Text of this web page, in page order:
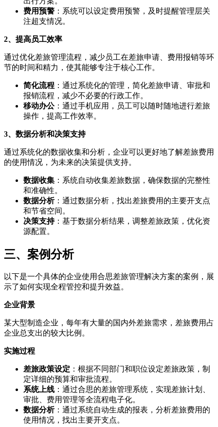
费用预警 ：系统可以设定费用预警，及时提醒管理层关
注超支情况。
2、提高员工效率
通过优化差旅管理流程，减少员工在差旅申请、费用报销等环
节的时间和精力，使其能够专注于核心工作。
简化流程 ：通过系统化的管理，简化差旅申请、审批和
报销流程，减少不必要的行政工作。
移动办公：通过手机应用，员工可以随时随地进行差旅
操作，提高工作效率。
3、数据分析和决策支持
通过系统化的数据收集和分析，企业可以更好地了解差旅费用
的使用情况，为未来的决策提供支持。
数据收集 ：系统自动收集差旅数据，确保数据的完整性
和准确性。
数据分析：通过数据分析，找出差旅费用的主要开支点
和节省空间。
决策支持：基于数据分析结果，调整差旅政策，优化资
源配置。
三、案例分析
以下是一个具体的企业使用合思差旅管理解决方案的案例，展
示了如何实现全程管控和提升效益。
企业背景
某大型制造企业，每年有大量的国内外差旅需求，差旅费用占
企业总支出的较大比例。
实施过程
差旅政策设定 ：根据不同部门和职位设定差旅政策，制
定详细的预算和审批流程。
系统上线 ：通过合思的差旅管理系统，实现差旅计划、
审批、费用管理等全流程电子化。
数据分析：通过系统自动生成的报表，分析差旅费用的
使用情况，找出主要开支点。